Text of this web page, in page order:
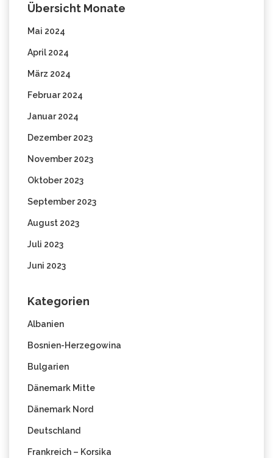
Übersicht Monate
Mai 2024
April 2024
März 2024
Februar 2024
Januar 2024
Dezember 2023
November 2023
Oktober 2023
September 2023
August 2023
Juli 2023
Juni 2023
Kategorien
Albanien
Bosnien-Herzegowina
Bulgarien
Dänemark Mitte
Dänemark Nord
Deutschland
Frankreich – Korsika